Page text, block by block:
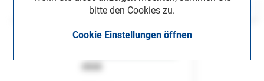
bitte den Cookies zu.
Cookie Einstellungen öffnen